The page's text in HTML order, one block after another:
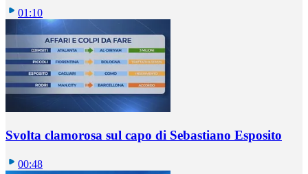
01:10
Svolta clamorosa sul capo di Sebastiano Esposito
00:48